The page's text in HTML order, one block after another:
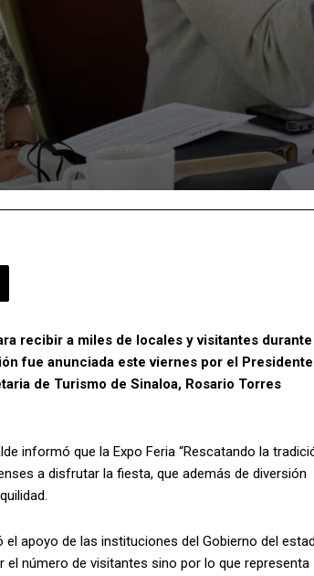
recibir a miles de locales y visitantes
fue anunciada este viernes por el Presidente
de Turismo de Sinaloa, Rosario Torres
informó que la Expo Feria “Rescatando la
a disfrutar la fiesta, que además de diversión
apoyo de las instituciones del Gobierno del
número de visitantes sino por lo que representa